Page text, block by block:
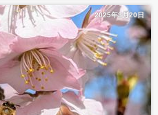
2025年3月20日